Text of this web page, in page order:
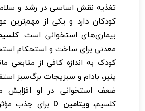
تغذیه نقش اساسی در رشد و
کودکان دارد و یکی از مهم‌ترین
بیماری‌های استخوانی است.
معدنی برای ساخت و استحکام
کودک به اندازه کافی از منابعی
پنیر، بادام و سبزیجات برگ‌سبز
ضعف استخوانی در او افزایش
کلسیم،ویتامین D
برای جذب